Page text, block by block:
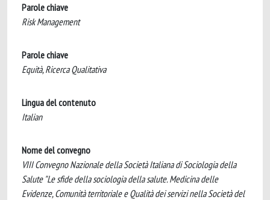
Parole chiave
Risk Management
Parole chiave
Equità, Ricerca Qualitativa
Lingua del contenuto
Italian
Nome del convegno
VIII Convegno Nazionale della Società Italiana di Sociologia della
Salute "Le sfide della sociologia della salute. Medicina delle
Evidenze, Comunità territoriale e Qualità dei servizi nella Società del